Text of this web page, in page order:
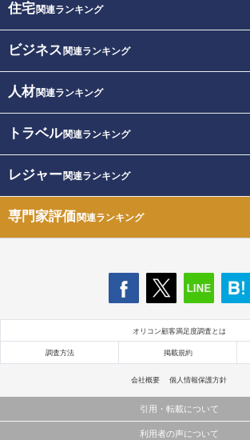
住宅関連ランキング
ビジネス 関連ランキング
人材関連ランキング
トラベル関連ランキング
レジャー関連ランキング
専門家評価関連ランキング
オリコン顧客満足度調査とは
調査方法 掲載規約
会社概要 個人情報保護方針
引用・転載について
当サイトで公開されている情報（文字、写真、イラスト、画像デー
利用者の声について